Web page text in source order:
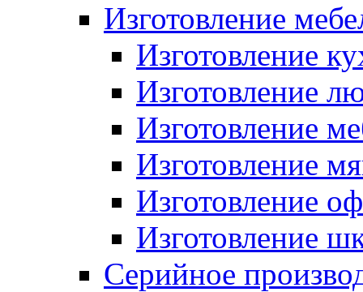
Изготовление
Изготовление
Изготовление
Изготовление
Изготовление
Изготовление
Изготовление
Серийное